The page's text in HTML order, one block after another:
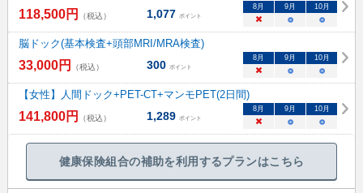
118,500円 （税込） 1,077 ポイント
8月 9月 10月
× ○ ○
脳ドック(基本検査+頭部MRI/MRA検査)
33,000円 （税込） 300 ポイント
8月 9月 10月
× ○ ○
【女性】人間ドック+PET-CT+マンモPET(2日間)
141,800円 （税込） 1,289 ポイント
8月 9月 10月
× ○ ○
健康保険組合の補助を利用するプランはこちら